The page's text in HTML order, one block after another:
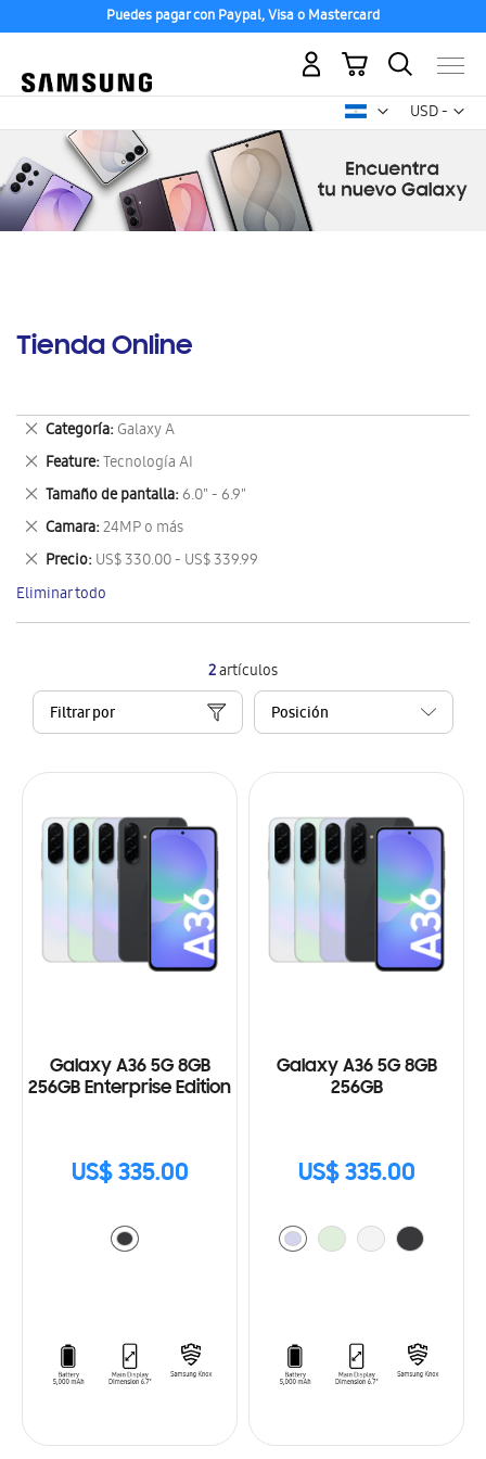
Puedes pagar con Paypal, Visa o Mastercard
USD -
dólar
Mi carrito
Tienda Online
2artículos
Filtrar por
Galaxy A36 5G 8GB
256GB Enterprise Edition
US$ 335.00
Galaxy A36 5G 8GB
256GB
US$ 335.00
Categoría Galaxy A
Eliminar
este
artículo
Feature Tecnología AI
Eliminar
este
artículo
Tamaño de pantalla 6.0" - 6.9"
Eliminar
este
artículo
Camara 24MP o más
Eliminar
este
artículo
Precio US$ 330.00 - US$ 339.99
Eliminar
este
artículo
Eliminar todo